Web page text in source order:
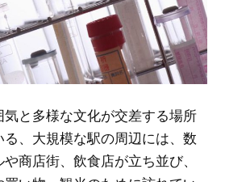
と多様な文化が交差する場所
る、大規模な駅の周辺には、数
商店街、飲食店が立ち並び、